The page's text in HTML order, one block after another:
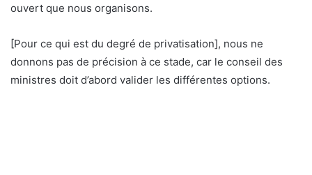
ouvert que nous organisons.
[Pour ce qui est du degré de privatisation], nous ne
donnons pas de précision à ce stade, car le conseil des
ministres doit d’abord valider les différentes options.